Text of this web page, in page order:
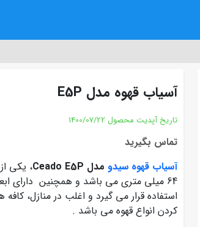
آسیاب قهوه مدل E5P
تاریخ آپدیت محصول 1400/07/22
تماس بگیرید
آسیاب قهوه سیدو مدل Ceado E5P
، یکی
64 میلی‌ متری می باشد و همچنین دارای
استفاده قرار می گیرد و اغلب در منازل،
کردن انواع قهوه می باشد .